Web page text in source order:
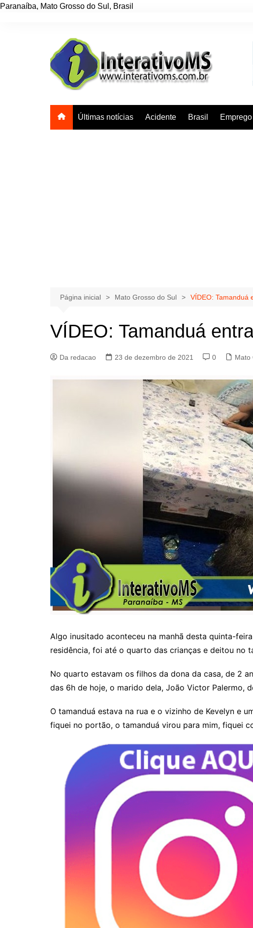
Paranaíba, Mato Grosso do Sul , Brasil
Últimas notícias Acidente Brasil Emprego
Página inicial Mato Grosso do Sul VÍDEO: Tamanduá
VÍDEO: Tamanduá
Da redacao 23 de dezembro de 2021 0 Mato
Algo inusitado aconteceu na manhã desta quinta-
residência, foi até o quarto das crianças e deitou no
No quarto estavam os filhos da dona da casa, de 2
das 6h de hoje, o marido dela, João Victor Palermo,
O tamanduá estava na rua e o vizinho de Kevelyn e
fiquei no portão, o tamanduá virou para mim, fiquei